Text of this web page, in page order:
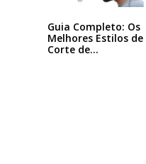
Guia Completo: Os
Melhores Estilos de
Corte de…